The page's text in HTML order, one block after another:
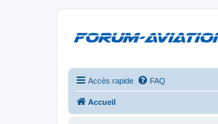
Accès rapide FAQ
Accueil